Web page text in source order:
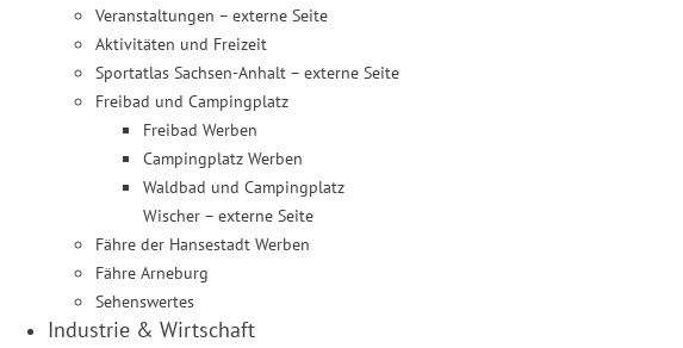
Veranstaltungen – externe Seite
Aktivitäten und Freizeit
Sportatlas Sachsen-Anhalt – externe Seite
Freibad und Campingplatz
Freibad Werben
Campingplatz Werben
Waldbad und Campingplatz
Wischer – externe Seite
Fähre der Hansestadt Werben
Fähre Arneburg
Sehenswertes
Industrie & Wirtschaft